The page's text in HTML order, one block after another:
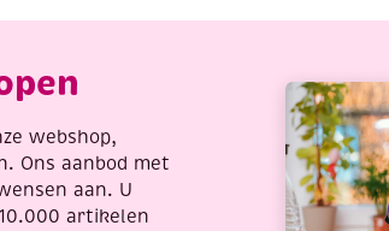
webshop,
Ons aanbod met
aan. U
artikelen